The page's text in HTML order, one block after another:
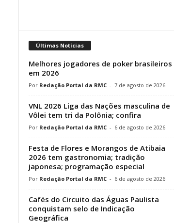
Últimas Notícias
Melhores jogadores de poker brasileiros
em 2026
Redação Portal da RMC - 7 de agosto de 2026
VNL 2026 Liga das Nações masculina de
Vôlei tem tri da Polônia; confira
Redação Portal da RMC - 6 de agosto de 2026
Festa de Flores e Morangos de Atibaia
2026 tem gastronomia; tradição
japonesa; programação especial
Redação Portal da RMC - 6 de agosto de 2026
Cafés do Circuito das Águas Paulista
conquistam selo de Indicação
Geográfica